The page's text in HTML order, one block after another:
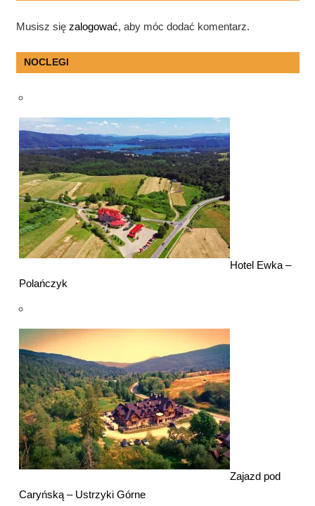
Musisz się zalogować, aby móc dodać komentarz.
NOCLEGI
Hotel Ewka –
Polańczyk
Zajazd pod
Caryńską – Ustrzyki Górne